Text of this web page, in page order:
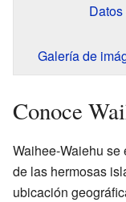
Galería de
Conoce
Waihee-Waiehu se
de las hermosas
ubicación